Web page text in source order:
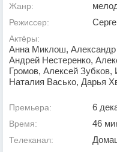
Жанр:
Режиссер:
Актёры:
Анна Миклош, Александр
Андрей Нестеренко,
Громов, Алексей
Наталия Васько, Дарья
Премьера: 6
Время: 46
Телеканал: